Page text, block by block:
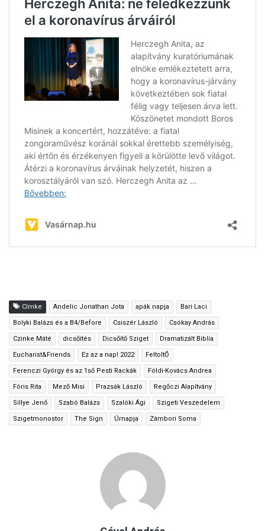
Címke Andelic Jonathan Jota apák napja Bari Laci
Bolyki Balázs és a B4/Before Csiszér László Csókay András
Czinke Máté dicsőítés Dicsőítő Sziget Dramatizált Biblia
Eucharist&Friends Ez az a nap! 2022 FeltoltŐ
Ferenczi György és az 1ső Pesti Rackák Földi-Kovács Andrea
Fóris Rita Mező Misi Prazsák László Regőczi Alapítvány
Sillye Jenő Szabó Balázs Szalóki Ági Szigeti Veszedelem
Szigetmonostor The Sign Úrnapja Zámbori Soma